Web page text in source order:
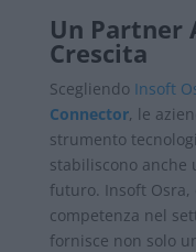
Un Partner
Crescita
Scegliendo Insoft
Connector, le
strumento
stabiliscono
futuro. Insoft Osra,
competenza nel
fornisce non solo